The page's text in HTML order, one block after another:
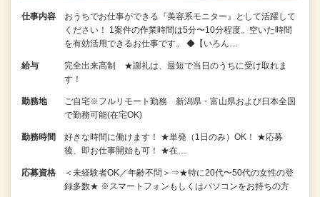
仕事内容
おうちでお仕事ができる『美容系モニター』として活躍して
ください！ 1案件の作業時間は5分〜10分程度。空いた時間
を有効活用できるお仕事です。 ◆【いろん…
給与
完全出来高制 ★謝礼は、最短で当日のうちに受け取れま
す！
勤務地
ご自宅※フルリモート勤務 新潟県・富山県および日本全国
で勤務可能(在宅OK)
勤務時間
好きな時間に働けます！ ★単発（1日のみ）OK！ ★応募
後、即お仕事開始も可！ ★在…
応募資格
＜未経験者OK／年齢不問＞⇒★特に20代〜50代の女性の登
録多数★ ※スマートフォンもしくはパソコンをお持ちの方